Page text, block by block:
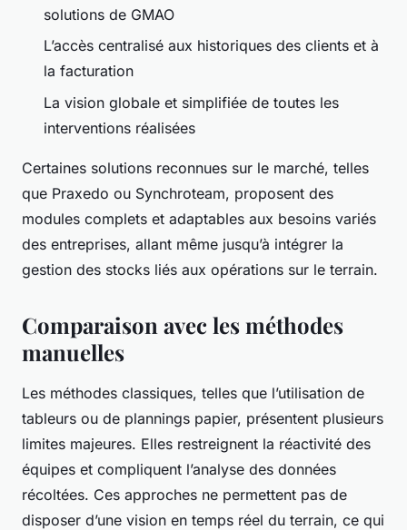
solutions de GMAO
L’accès centralisé aux historiques des clients et à
la facturation
La vision globale et simplifiée de toutes les
interventions réalisées
Certaines solutions reconnues sur le marché, telles
que Praxedo ou Synchroteam, proposent des
modules complets et adaptables aux besoins variés
des entreprises, allant même jusqu’à intégrer la
gestion des stocks liés aux opérations sur le terrain.
Comparaison avec les méthodes
manuelles
Les méthodes classiques, telles que l’utilisation de
tableurs ou de plannings papier, présentent plusieurs
limites majeures. Elles restreignent la réactivité des
équipes et compliquent l’analyse des données
récoltées. Ces approches ne permettent pas de
disposer d’une vision en temps réel du terrain, ce qui